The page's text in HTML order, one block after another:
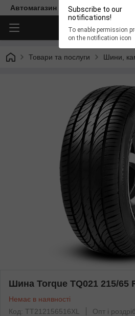
Subscribe to our
notifications!
To enable permission
on the notification icon
Автомагазин "Діксон"
Товари та послуги Шини,
Шина Torque TQ021 215/65
Немає в наявності
Код: TT212156516XL
Опт і роздріб